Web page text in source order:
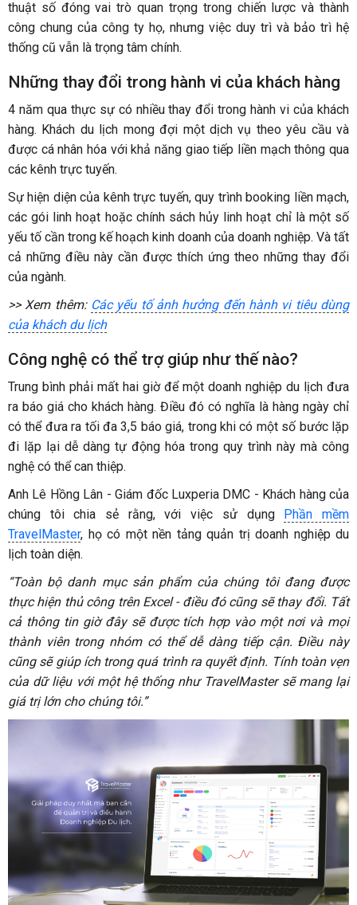
thuật số đóng vai trò quan trọng trong chiến lược và thành
công chung của công ty họ, nhưng việc duy trì và bảo trì hệ
thống cũ vẫn là trọng tâm chính.
Những thay đổi trong hành vi của khách hàng
4 năm qua thực sự có nhiều thay đổi trong hành vi của khách
hàng. Khách du lịch mong đợi một dịch vụ theo yêu cầu và
được cá nhân hóa với khả năng giao tiếp liền mạch thông qua
các kênh trực tuyến.
Sự hiện diện của kênh trực tuyến, quy trình booking liền mạch,
các gói linh hoạt hoặc chính sách hủy linh hoạt chỉ là một số
yếu tố cần trong kế hoạch kinh doanh của doanh nghiệp. Và tất
cả những điều này cần được thích ứng theo những thay đổi
của ngành.
>> Xem thêm: Các yếu tố ảnh hưởng đến hành vi tiêu dùng
của khách du lịch
Công nghệ có thể trợ giúp như thế nào?
Trung bình phải mất hai giờ để một doanh nghiệp du lịch đưa
ra báo giá cho khách hàng. Điều đó có nghĩa là hàng ngày chỉ
có thể đưa ra tối đa 3,5 báo giá, trong khi có một số bước lặp
đi lặp lại dễ dàng tự động hóa trong quy trình này mà công
nghệ có thể can thiệp.
Anh Lê Hồng Lân - Giám đốc Luxperia DMC - Khách hàng của
chúng tôi chia sẻ rằng, với việc sử dụng
Phần mềm
TravelMaster, họ có một nền tảng quản trị doanh nghiệp du
lịch toàn diện.
“Toàn bộ danh mục sản phẩm của chúng tôi đang được
thực hiện thủ công trên Excel - điều đó cũng sẽ thay đổi. Tất
cả thông tin giờ đây sẽ được tích hợp vào một nơi và mọi
thành viên trong nhóm có thể dễ dàng tiếp cận. Điều này
cũng sẽ giúp ích trong quá trình ra quyết định. Tính toàn vẹn
của dữ liệu với một hệ thống như TravelMaster sẽ mang lại
giá trị lớn cho chúng tôi.”